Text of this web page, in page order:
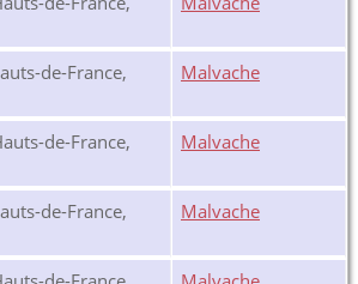
de-France,
Malvache
de-France,
Malvache
de-France,
Malvache